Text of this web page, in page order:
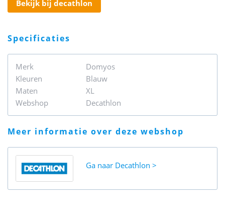
bekijk bij decathlon
specificaties
Merk
Domyos
Kleuren
Blauw
Maten
XL
Webshop
Decathlon
meer informatie over deze webshop
Ga naar Decathlon